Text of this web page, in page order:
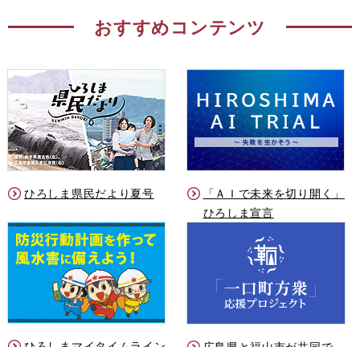
おすすめコンテンツ
ひろしま県民だより夏号
「ＡＩで未来を切り開く」
ひろしま宣言